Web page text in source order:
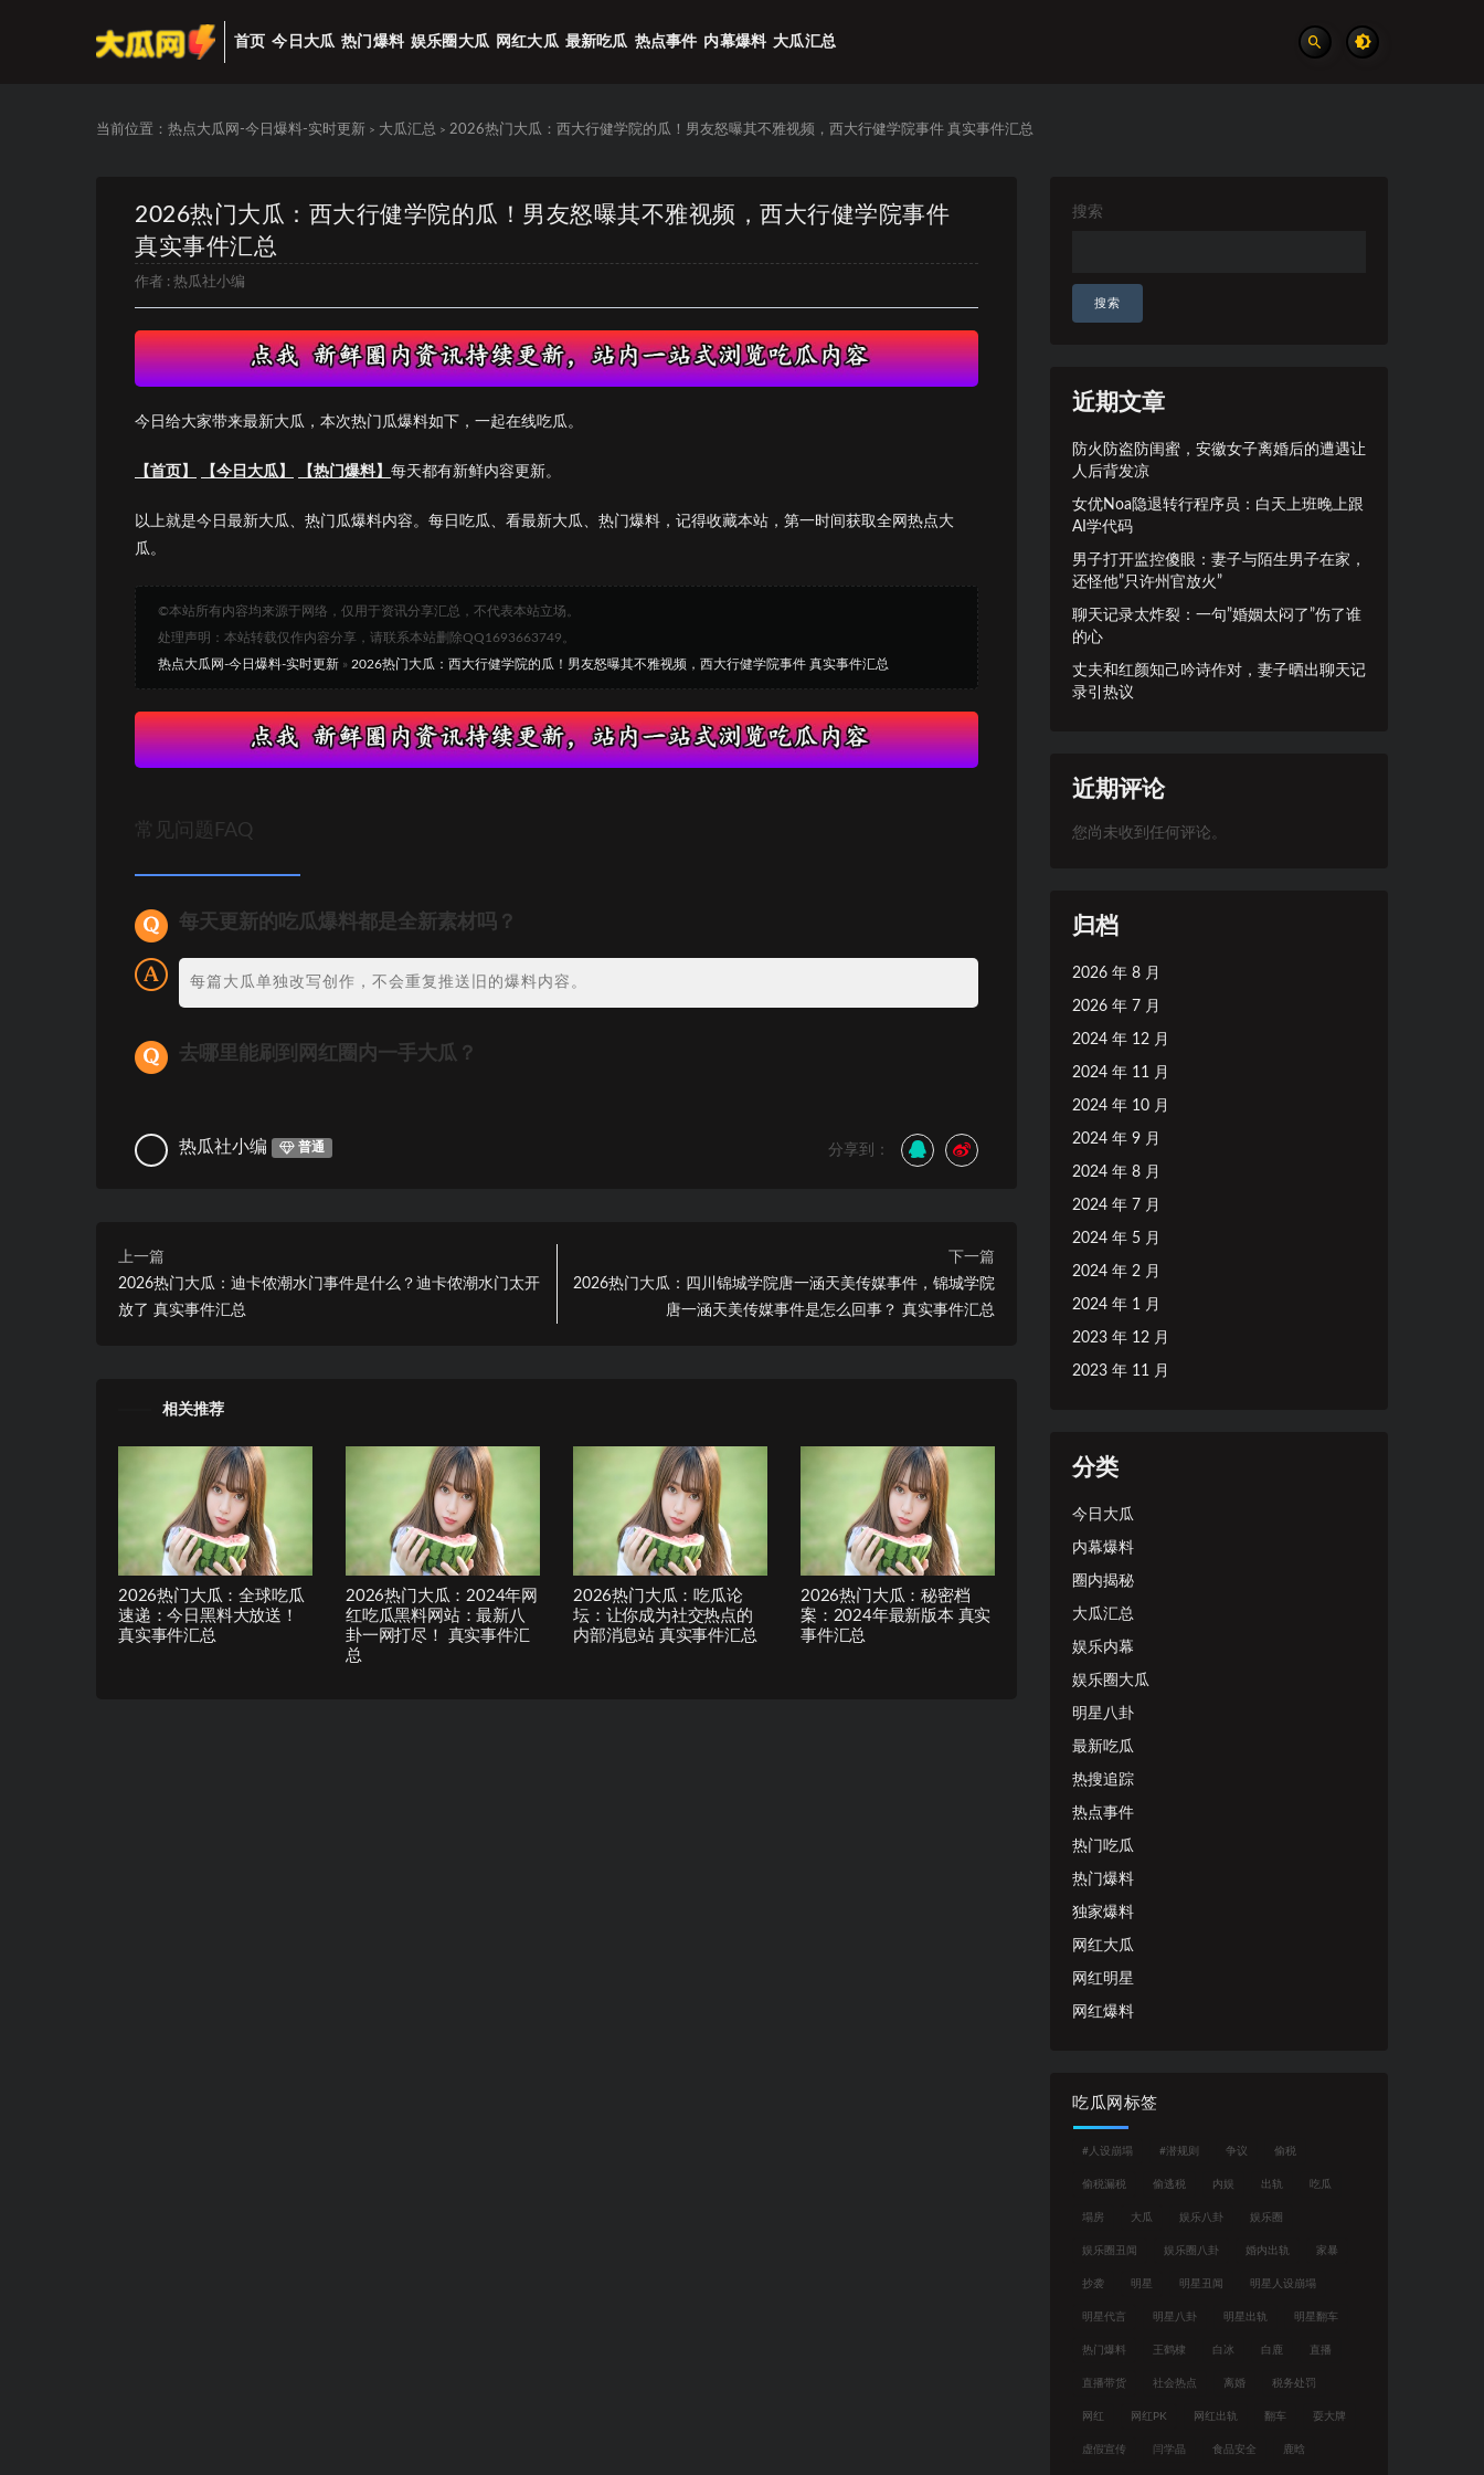
首页 今日大瓜 热门爆料 娱乐圈大瓜 网红大瓜 最新吃瓜 热点事件 内幕爆料 大瓜汇总
当前位置： 热点大瓜网-今日爆料-实时更新 > 大瓜汇总 > 2026热门大瓜：西大行健学院的瓜！男友怒曝其不雅视频，西大行健学院事件 真实事件汇总
2026热门大瓜：西大行健学院的瓜！男友怒曝其不雅视频，西大行健学院事件
真实事件汇总
作者 : 热瓜社小编
今日给大家带来最新大瓜，本次热门瓜爆料如下，一起在线吃瓜。
【首页】 【今日大瓜】 【热门爆料】 每天都有新鲜内容更新。
以上就是今日最新大瓜、热门瓜爆料内容。每日吃瓜、看最新大瓜、热门爆料，记得收藏本站，第一时间获取全网热点大
瓜。
©本站所有内容均来源于网络，仅用于资讯分享汇总，不代表本站立场。
处理声明：本站转载仅作内容分享，请联系本站删除QQ1693663749。
热点大瓜网-今日爆料-实时更新 » 2026热门大瓜：西大行健学院的瓜！男友怒曝其不雅视频，西大行健学院事件 真实事件汇总
常见问题FAQ
每天更新的吃瓜爆料都是全新素材吗？
每篇大瓜单独改写创作，不会重复推送旧的爆料内容。
去哪里能刷到网红圈内一手大瓜？
热瓜社小编 普通 分享到：
上一篇
2026热门大瓜：迪卡侬潮水门事件是什么？迪卡侬潮水门太开
放了 真实事件汇总
下一篇
2026热门大瓜：四川锦城学院唐一涵天美传媒事件，锦城学院
唐一涵天美传媒事件是怎么回事？ 真实事件汇总
相关推荐
2026热门大瓜：全球吃瓜
速递：今日黑料大放送！
真实事件汇总
2026热门大瓜：2024年网
红吃瓜黑料网站：最新八
卦一网打尽！ 真实事件汇
总
2026热门大瓜：吃瓜论
坛：让你成为社交热点的
内部消息站 真实事件汇总
2026热门大瓜：秘密档
案：2024年最新版本 真实
事件汇总
搜索
搜索
近期文章
防火防盗防闺蜜，安徽女子离婚后的遭遇让
人后背发凉
女优Noa隐退转行程序员：白天上班晚上跟
AI学代码
男子打开监控傻眼：妻子与陌生男子在家，
还怪他”只许州官放火”
聊天记录太炸裂：一句”婚姻太闷了”伤了谁
的心
丈夫和红颜知己吟诗作对，妻子晒出聊天记
录引热议
近期评论
您尚未收到任何评论。
归档
2026 年 8 月
2026 年 7 月
2024 年 12 月
2024 年 11 月
2024 年 10 月
2024 年 9 月
2024 年 8 月
2024 年 7 月
2024 年 5 月
2024 年 2 月
2024 年 1 月
2023 年 12 月
2023 年 11 月
分类
今日大瓜
内幕爆料
圈内揭秘
大瓜汇总
娱乐内幕
娱乐圈大瓜
明星八卦
最新吃瓜
热搜追踪
热点事件
热门吃瓜
热门爆料
独家爆料
网红大瓜
网红明星
网红爆料
吃瓜网标签
#人设崩塌 #潜规则 争议 偷税
偷税漏税 偷逃税 内娱 出轨 吃瓜
塌房 大瓜 娱乐八卦 娱乐圈
娱乐圈丑闻 娱乐圈八卦 婚内出轨 家暴
抄袭 明星 明星丑闻 明星人设崩塌
明星代言 明星八卦 明星出轨 明星翻车
热门爆料 王鹤棣 白冰 白鹿 直播
直播带货 社会热点 离婚 税务处罚
网红 网红PK 网红出轨 翻车 耍大牌
虚假宣传 闫学晶 食品安全 鹿晗